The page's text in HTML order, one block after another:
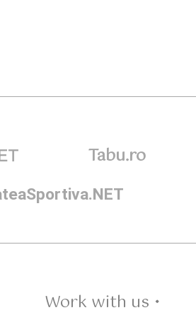
Tabu.ro
Work with us •